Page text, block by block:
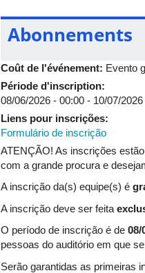
15:15
15:45 - 17:00
17:00
Abonnements
Coût de l'événement: Evento
Période d'inscription:
08/06/2026 - 00:00 - 10/07/
Liens pour inscrições:
Formulário de inscrição
ATENÇÃO! As inscrições
com a grande procura e
A inscrição da(s) equipe(s) é
A inscrição deve ser feita
O período de inscrição é de 08/
pessoas do auditório em que
Serão garantidas as primeiras